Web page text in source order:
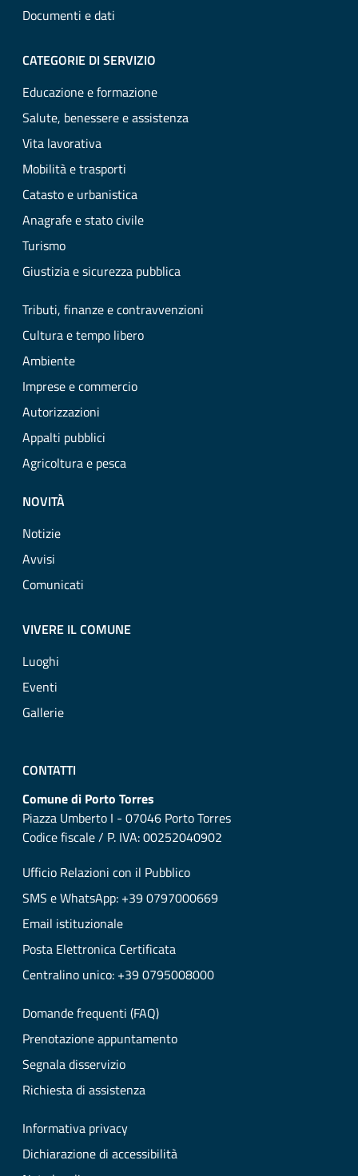
Documenti e dati
CATEGORIE DI SERVIZIO
Educazione e formazione
Salute, benessere e assistenza
Vita lavorativa
Mobilità e trasporti
Catasto e urbanistica
Anagrafe e stato civile
Turismo
Giustizia e sicurezza pubblica
Tributi, finanze e contravvenzioni
Cultura e tempo libero
Ambiente
Imprese e commercio
Autorizzazioni
Appalti pubblici
Agricoltura e pesca
NOVITÀ
Notizie
Avvisi
Comunicati
VIVERE IL COMUNE
Luoghi
Eventi
Gallerie
CONTATTI
Comune di Porto Torres
Piazza Umberto I - 07046 Porto Torres
Codice fiscale / P. IVA: 00252040902
Ufficio Relazioni con il Pubblico
SMS e WhatsApp: +39 0797000669
Email istituzionale
Posta Elettronica Certificata
Centralino unico: +39 0795008000
Domande frequenti (FAQ)
Prenotazione appuntamento
Segnala disservizio
Richiesta di assistenza
Informativa privacy
Dichiarazione di accessibilità